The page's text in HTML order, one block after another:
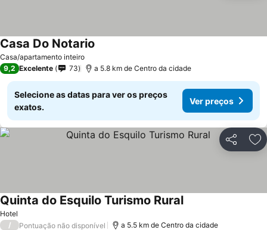
Casa/apartamento inteiro
Casa Do Notario
9,2 Excelente 73 a 5.8 km de Centro da cidade
Selecione as datas para ver os preços
exatos.
Ver preços
Partilhar
Hotel
Quinta do Esquilo Turismo RuralVer preços
/ Pontuação não disponível a 5.5 km de Centro da cidade